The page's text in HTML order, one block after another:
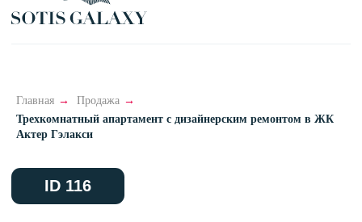
Главная → Продажа →
Трехкомнатный апартамент с дизайнерским ремонтом в ЖК
Актер Гэлакси
Две спальни, новый ремонт
ID 116